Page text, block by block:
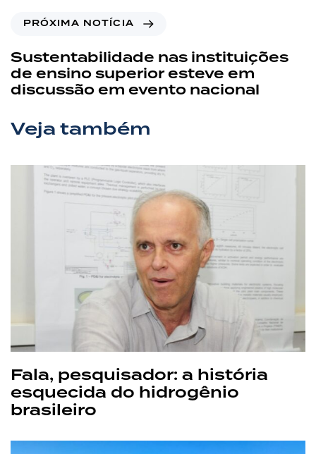
PRÓXIMA NOTÍCIA
Sustentabilidade nas instituições
de ensino superior esteve em
discussão em evento nacional
Veja também
Fala, pesquisador: a história
esquecida do hidrogênio
brasileiro